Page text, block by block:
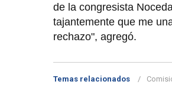
de la congresista
tajantemente que me
rechazo", agregó.
Temas relacionados